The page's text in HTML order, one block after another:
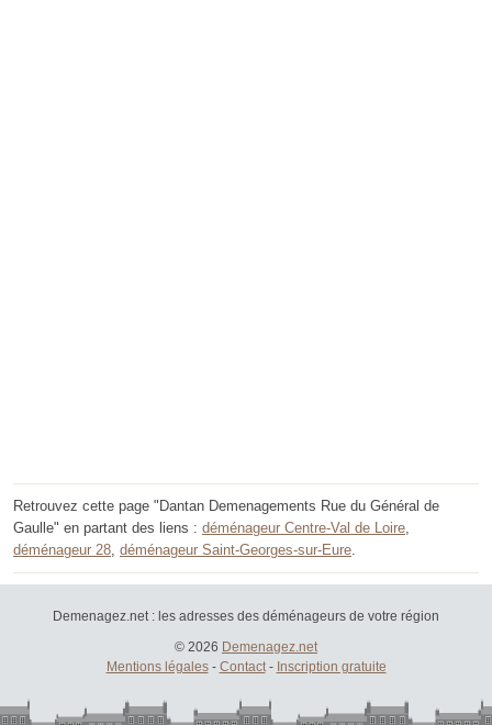
Retrouvez cette page "Dantan Demenagements Rue du Général de
Gaulle" en partant des liens : déménageur Centre-Val de Loire
déménageur 28 déménageur Saint-Georges-sur-Eure
Demenagez.net : les adresses des déménageurs de votre région
© 2026 Demenagez.net
Mentions légales- Contact- Inscription gratuite